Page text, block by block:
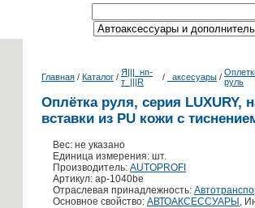
Главная / Каталог / Я|||_нп-
т_|||R
/ _аксесуары / руль
Оплётка руля, серия LUXURY,
вставки из PU кожи с
Вес: не указано
Единица измерения: шт.
Производитель: AUTOPROFI
Артикул: ap-1040be
Отраслевая принадлежность:
Основное свойство: АВТОАКСЕССУАРЫ ,